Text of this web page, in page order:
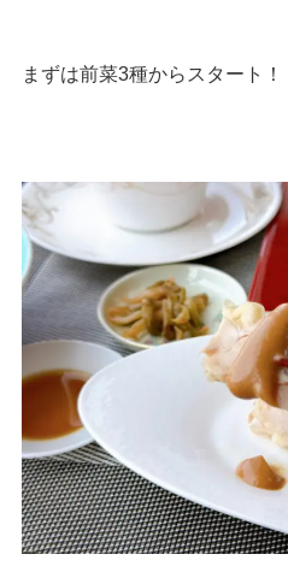
まずは前菜3種からスタート！